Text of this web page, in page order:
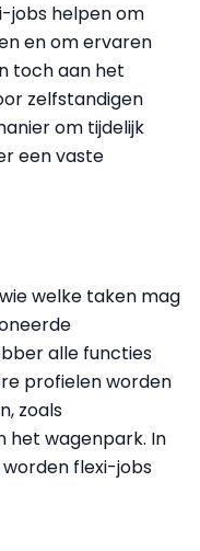
jobs helpen om
en om ervaren
toch aan het
zelfstandigen
om tijdelijk
een vaste
welke taken mag
alle functies
profielen worden
zoals
het wagenpark. In
flexi-jobs